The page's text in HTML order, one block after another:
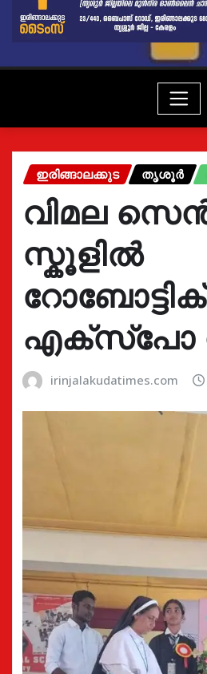
ഇരിങ്ങാലക്കുട തൃശൂർ
വിമല
സ്കൂളിൽ
റോബോട്ടിക്
എക്സ്പോ
irinjalakudatimes.com